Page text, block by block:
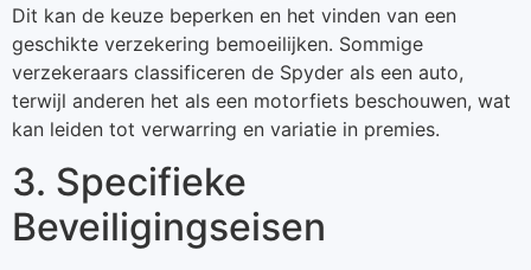
Dit kan de keuze beperken en het vinden van een
geschikte verzekering bemoeilijken. Sommige
verzekeraars classificeren de Spyder als een auto,
terwijl anderen het als een motorfiets beschouwen, wat
kan leiden tot verwarring en variatie in premies.
3. Specifieke
Beveiligingseisen